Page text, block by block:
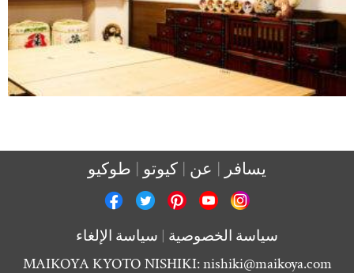
طوكيو كيوتو عن يسافر
سياسة الإلغاء سياسة الخصوصية
MAIKOYA KYOTO NISHIKI:nishiki@maikoya.com